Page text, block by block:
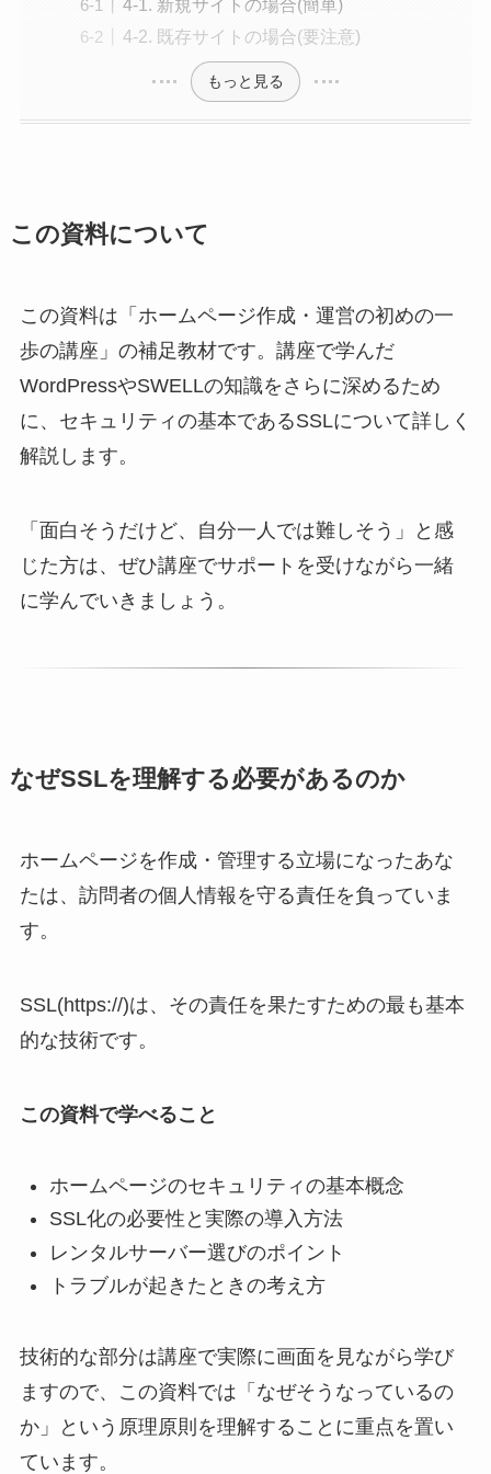
4-1. 新規サイトの場合(簡単)
4-2. 既存サイトの場合(要注意)
もっと見る
この資料について
この資料は「ホームページ作成・運営の初めの一
歩の講座」の補足教材です。講座で学んだ
WordPressやSWELLの知識をさらに深めるため
に、セキュリティの基本であるSSLについて詳しく
解説します。
「面白そうだけど、自分一人では難しそう」と感
じた方は、ぜひ講座でサポートを受けながら一緒
に学んでいきましょう。
なぜSSLを理解する必要があるのか
ホームページを作成・管理する立場になったあな
たは、訪問者の個人情報を守る責任を負っていま
す。
SSL(https://)は、その責任を果たすための最も基本
的な技術です。
この資料で学べること
ホームページのセキュリティの基本概念
SSL化の必要性と実際の導入方法
レンタルサーバー選びのポイント
トラブルが起きたときの考え方
技術的な部分は講座で実際に画面を見ながら学び
ますので、この資料では「なぜそうなっているの
か」という原理原則を理解することに重点を置い
ています。